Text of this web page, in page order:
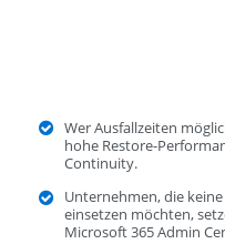
Wer Ausfallzeiten
hohe Restore-
Continuity.
Unternehmen, die
einsetzen möchten,
Microsoft 365 Admin